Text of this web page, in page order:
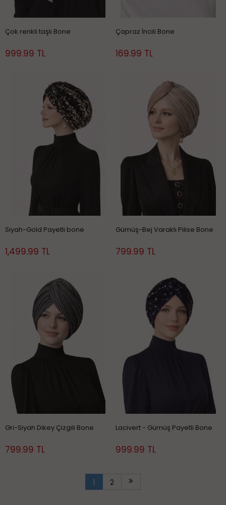
Çok renkli taşlı Bone
999.99 TL
Çapraz İncili Bone
169.99 TL
Siyah-Gold Payetli bone
1,499.99 TL
Gümüş-Bej Varaklı Pilise Bone
799.99 TL
Gri-Siyah Dikey Çizgili Bone
799.99 TL
Lacivert - Gümüş Payetli Bone
999.99 TL
1 2